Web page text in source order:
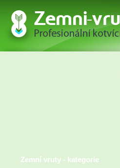
Zemní vruty - kategorie